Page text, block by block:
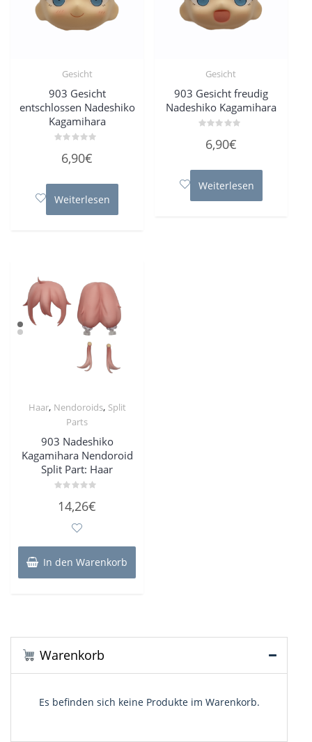
Gesicht
903 Gesicht
entschlossen Nadeshiko
Kagamihara
mit
5
6,90€
Weiterlesen
Gesicht
903 Gesicht freudig
Nadeshiko Kagamihara
mit
5
6,90€
Weiterlesen
Haar, Nendoroids, Split
Parts
903 Nadeshiko
Kagamihara Nendoroid
Split Part: Haar
mit
14,26€
In den Warenkorb
Warenkorb
Es befinden sich keine Produkte im Warenkorb.